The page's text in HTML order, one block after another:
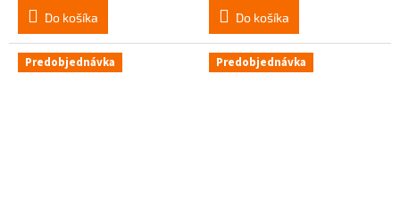
Do košíka Do košíka
Predobjednávka Predobjednávka